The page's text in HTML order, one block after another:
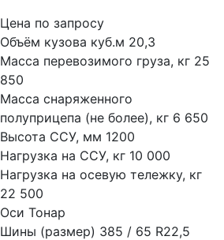
Цена по запросу
Объём кузова куб.м 20,3
Масса перевозимого груза, кг 25
850
Масса снаряженного
полуприцепа (не более), кг 6 650
Высота ССУ, мм 1200
Нагрузка на ССУ, кг 10 000
Нагрузка на осевую тележку, кг
22 500
Оси Тонар
Шины (размер) 385 / 65 R22,5